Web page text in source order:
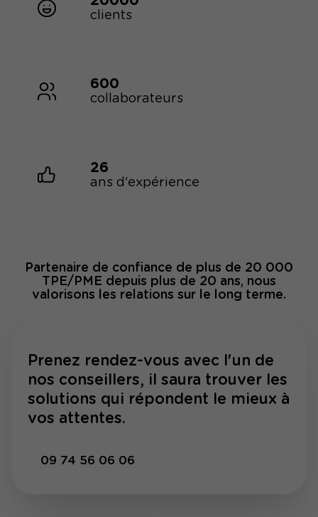
clients
600
collaborateurs
26
ans d'expérience
Partenaire de confiance de plus de 20 000
TPE/PME depuis plus de 20 ans, nous
valorisons les relations sur le long terme.
Prenez rendez-vous avec l'un de
nos conseillers, il saura trouver les
solutions qui répondent le mieux à
vos attentes.
09 74 56 06 06